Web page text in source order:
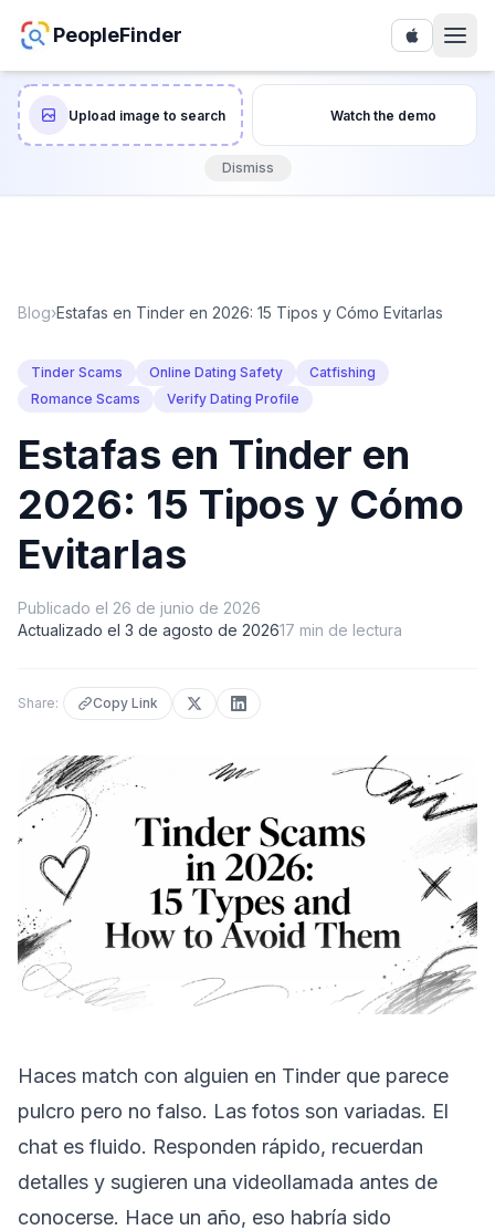
PeopleFinder
Upload image to search Watch the demo
Dismiss
Blog›Estafas en Tinder en 2026: 15 Tipos y Cómo Evitarlas
Tinder Scams Online Dating Safety
Catfishing
Romance Scams
Verify Dating Profile
Estafas en Tinder en
2026: 15 Tipos y Cómo
Evitarlas
Publicado el 26 de junio de 2026
Actualizado el 3 de agosto de 202617 min de lectura
Share: Copy Link
Haces match con alguien en Tinder que parece
pulcro pero no falso. Las fotos son variadas. El
chat es fluido. Responden rápido, recuerdan
detalles y sugieren una videollamada antes de
conocerse. Hace un año, eso habría sido